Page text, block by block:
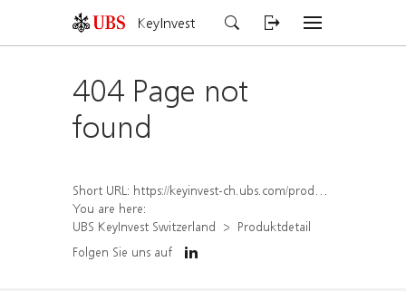
KeyInvest
404 Page not
found
Short URL: https://keyinvest-ch.ubs.com/produkt/detail/index/isin/CH1560353984
You are here:
UBS KeyInvest Switzerland
Produktdetail
Folgen Sie uns auf